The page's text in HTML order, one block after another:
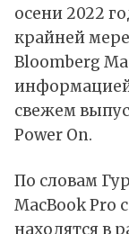
осени 2022
крайней
Bloomberg
свежем
Power On.
По словам
MacBook Pro
находятся в